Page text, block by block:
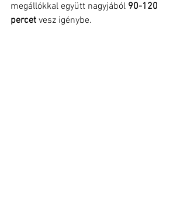
megállókkal együtt nagyjából 90-120
percet vesz igénybe.